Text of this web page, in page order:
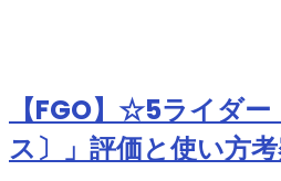
【FGO】☆5ライダ
ス〕」評価と使い方